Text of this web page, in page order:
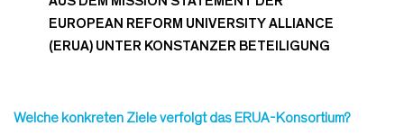
EUROPEAN REFORM UNIVERSITY ALLIANCE
(ERUA) UNTER KONSTANZER BETEILIGUNG
Welche konkreten Ziele verfolgt das ERUA-Konsortium?